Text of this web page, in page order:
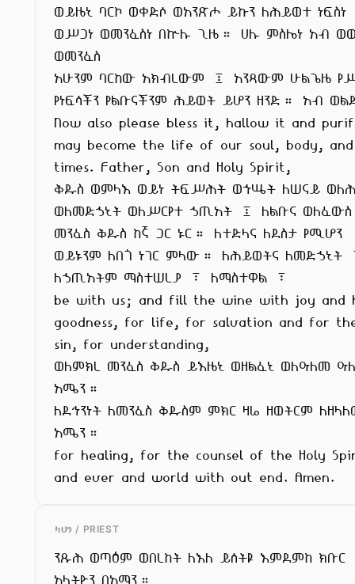
ወይዜኒ ባርኮ ወቀድሶ ወአንጽሖ ይኩን ለሕይወተ ነፍስነ
ወሥጋነ ወመንፈስነ በኵሉ ጊዜ። ሀሉ ምስሌነ አብ
ወመንፈስ
አሁንም ባርከው አክብረውም ፤ አንጻውም ሁልጌዜ
የነፍሳችን የልቡናችንም ሕይወት ይሆን ዘንድ። አብ
Now also please bless it, hallow it and
may become the life of our soul, body,
times. Father, Son and Holy Spirit,
ቅዱስ ወምላእ ወይነ ትፍሥሕት ወኀሤት ለሠናይ
ወለመድኃኒት ወለሥርየተ ኃጢአት ፤ ለልቡና ወለፈውስ
መንፈስ ቅዱስ ከኛ ጋር ኑር። ለተድላና ለደስታ የሚሆን
ወይኑንም ለበጎ ነገር ምላው። ለሕይወትና ለመድኃኒት
ለኃጢአትም ማስተሠረያ ፣ ለማስተዋል ፣
be with us; and fill the wine with joy and
goodness, for life, for salvation and for
sin, for understanding,
ወለምክረ መንፈስ ቅዱስ ይእዜኒ ወዘልፈኒ ወለዓለመ
አሜን።
ለደኅንነት ለመንፈስ ቅዱስም ምክር ዛሬ ዘወትርም
አሜን።
for healing, for the counsel of the Holy
and ever and world with out end. Amen.
ካህን / PRIEST
ንጹሕ ወጣዕም ወበረከት ለእለ ይሰትዩ እምደምከ ክቡር
አላትዮን በአማን።